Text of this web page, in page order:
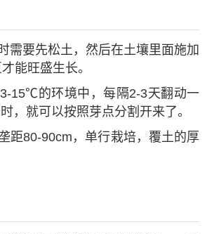
需要先松土，然后在土壤里面施加
能旺盛生长。
15℃的环境中，每隔2-3天翻动一
，就可以按照芽点分割开来了。
距80-90cm，单行栽培，覆土的厚